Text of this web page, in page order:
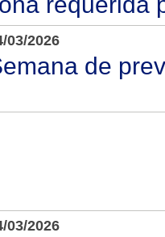
03/2026
de
03/2026